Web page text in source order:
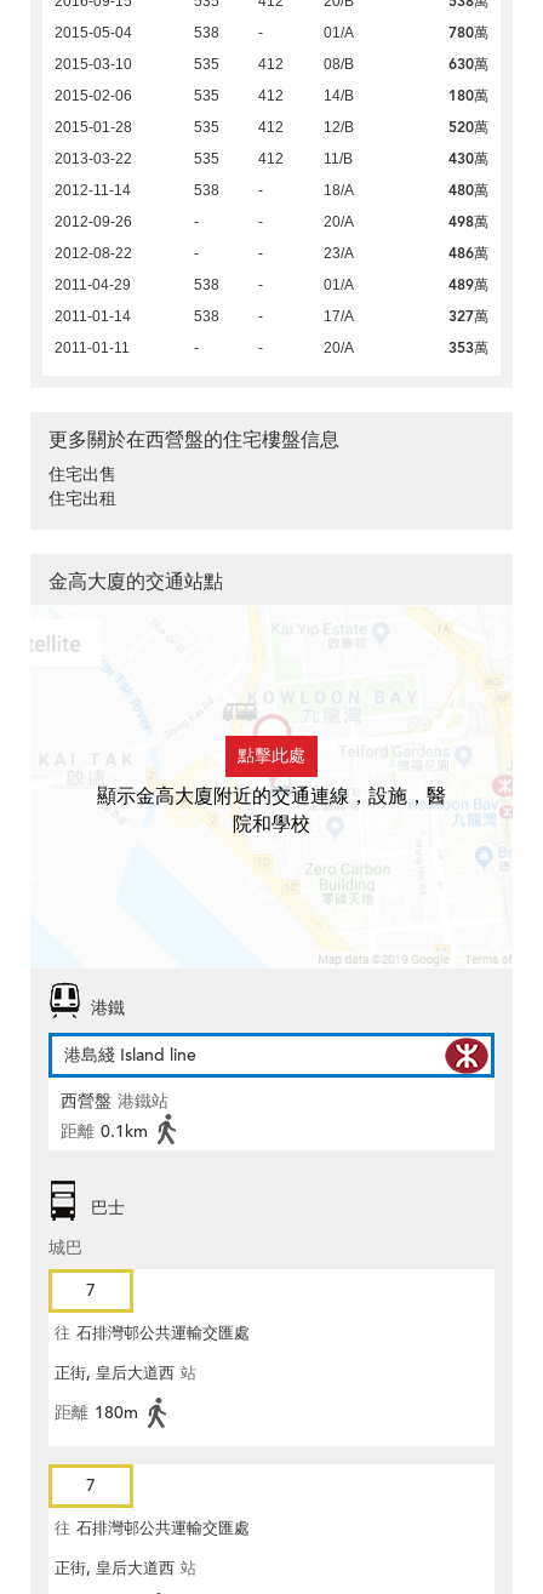
2015-05-04 538 - 01/A 780萬
2015-03-10 535 412 08/B 630萬
2015-02-06 535 412 14/B 180萬
2015-01-28 535 412 12/B 520萬
2013-03-22 535 412 11/B 430萬
2012-11-14 538 - 18/A 480萬
2012-09-26 - - 20/A 498萬
2012-08-22 - - 23/A 486萬
2011-04-29 538 - 01/A 489萬
2011-01-14 538 - 17/A 327萬
2011-01-11 - - 20/A 353萬
更多關於在西營盤的住宅樓盤信息
住宅出售
住宅出租
金高大廈的交通站點
點擊此處
顯示金高大廈附近的交通連線，設施，醫
院和學校
港鐵
港島綫 Island line
西營盤 港鐵站
距離 0.1km
巴士
城巴
7
往 石排灣邨公共運輸交匯處
正街, 皇后大道西 站
距離 180m
7
往 石排灣邨公共運輸交匯處
正街, 皇后大道西 站